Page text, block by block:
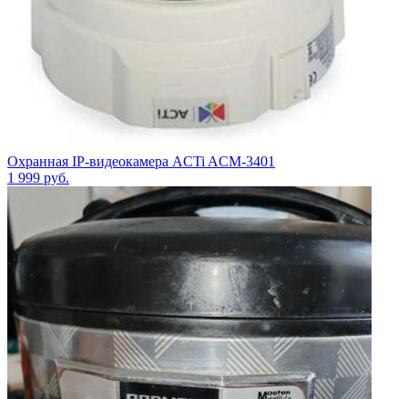
Охранная IP-видеокамера ACTi ACM-3401
1 999 руб.